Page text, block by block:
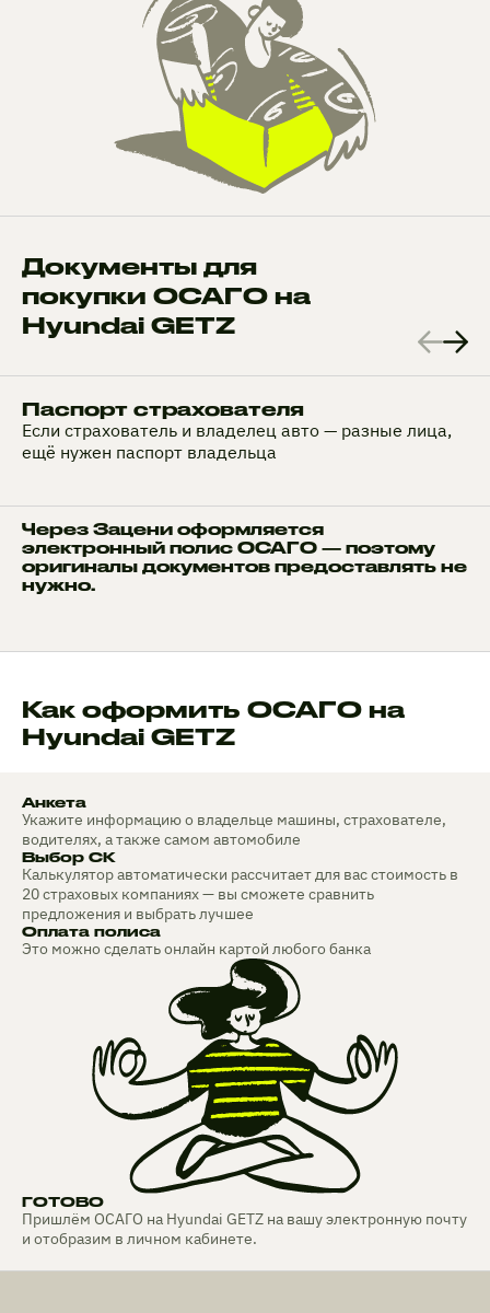
Документы для
покупки ОСАГО на
Hyundai GETZ
Паспорт страхователя
Если страхователь и владелец авто — разные лица,
ещё нужен паспорт владельца
Через Зацени оформляется
электронный полис ОСАГО — поэтому
оригиналы документов предоставлять не
нужно.
Как оформить ОСАГО на
Hyundai GETZ
Анкета
Укажите информацию о владельце машины, страхователе,
водителях, а также самом автомобиле
Выбор СК
Калькулятор автоматически рассчитает для вас стоимость в
20 страховых компаниях — вы сможете сравнить
предложения и выбрать лучшее
Оплата полиса
Это можно сделать онлайн картой любого банка
ГОТОВО
Пришлём ОСАГО на Hyundai GETZ на вашу электронную почту
и отобразим в личном кабинете.